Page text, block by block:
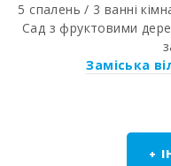
5 спалень / 3 ванні
Сад з фруктовими
Заміська
+